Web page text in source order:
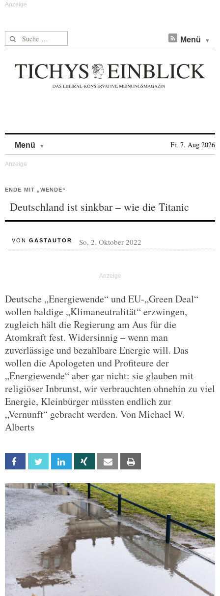
Suche nach: Menü
Menü Fr, 7. Aug 2026
ENDE MIT „WENDE“
Deutschland ist sinkbar – wie die Titanic
VON GASTAUTOR So, 2. Oktober 2022
Deutsche „Energiewende“ und EU-„Green Deal“
wollen baldige „Klimaneutralität“ erzwingen,
zugleich hält die Regierung am Aus für die
Atomkraft fest. Widersinnig – wenn man
zuverlässige und bezahlbare Energie will. Das
wollen die Apologeten und Profiteure der
„Energiewende“ aber gar nicht: sie glauben mit
religiöser Inbrunst, wir verbrauchten ohnehin zu viel
Energie, Kleinbürger müssten endlich zur
„Vernunft“ gebracht werden. Von Michael W.
Alberts
Facebook Twitter Linkedin Xing Email